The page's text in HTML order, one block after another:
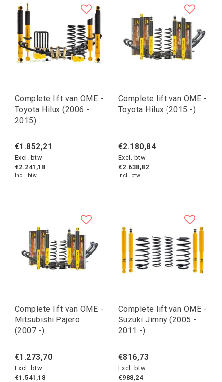
Complete lift van OME -
Toyota Hilux (2006 -
2015)
€1.852,21
Excl. btw
€2.241,18
Incl. btw
Complete lift van OME -
Toyota Hilux (2015 -)
€2.180,84
Excl. btw
€2.638,82
Incl. btw
Complete lift van OME -
Mitsubishi Pajero
(2007 -)
€1.273,70
Excl. btw
€1.541,18
Complete lift van OME -
Suzuki Jimny (2005 -
2011 -)
€816,73
Excl. btw
€988,24